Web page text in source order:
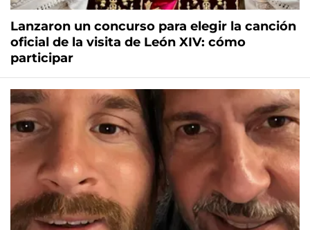
Lanzaron un concurso para elegir la canción
oficial de la visita de León XIV: cómo
participar